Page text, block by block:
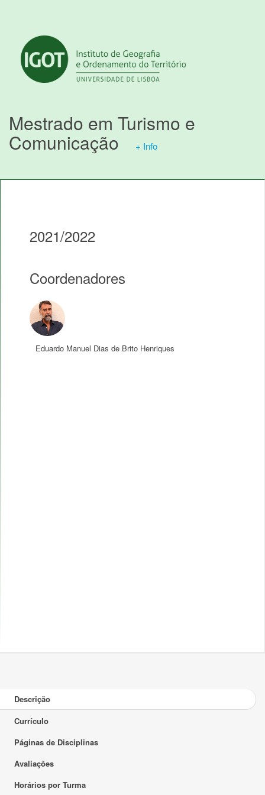
Mestrado em Turismo e
Comunicação + Info
2021/2022
Coordenadores
Eduardo Manuel Dias de Brito Henriques
Descrição
Currículo
Páginas de Disciplinas
Avaliações
Horários por Turma